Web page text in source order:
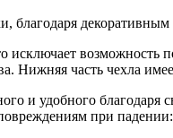
благодаря
исключает возможность
Нижняя часть чехла
и удобного
при